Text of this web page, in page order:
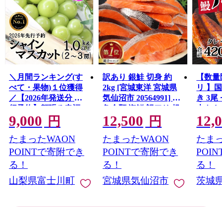
＼月間ランキング(す
べて・果物)１位獲得
／【2026年発送分 先
行予約】頬張る幸福
感 〜緑の宝石・ シ
ャインマスカット 〜
１ｋｇ以上（２〜３
房） フルーツ 山梨県
産 果物 くだもの シャ
イン マスカット ぶど
う ブドウ 葡萄 大粒 種
9,000 円
たまったWAON
POINTで寄附でき
る！
山梨県富士川町
訳あり 銀鮭 切身 約
2kg [宮城東洋 宮城県
気仙沼市 20564991] 鮭
魚介類 海鮮 訳アリ 規
格外 不揃い さけ サケ
鮭切身 シャケ 切り身
冷凍 家庭用 おかず 弁
当 支援 サーモン 銀鮭
切り身 魚 わけあり
12,500 円
たまったWAON
POINTで寄附でき
る！
宮城県気仙沼市
【数
リ 】
き 3尾
大き
レ・
鰻 ふ
な重
茨城
と納
たま
る！
茨城